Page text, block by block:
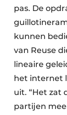
pas. De
kunnen
van Reuse
lineaire
het internet
uit. “Het zat
partijen